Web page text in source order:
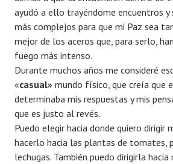
ayudó a ello trayéndome encuentros y
más complejos para que mi Paz sea
mejor de los aceros que, para serlo,
fuego más intenso.
Durante muchos años me consideré
«casual» mundo físico, que creía que
determinaba mis respuestas y mis
que es justo al revés.
Puedo elegir hacia donde quiero dirigir
hacerlo hacia las plantas de tomates,
lechugas. También puedo dirigirla